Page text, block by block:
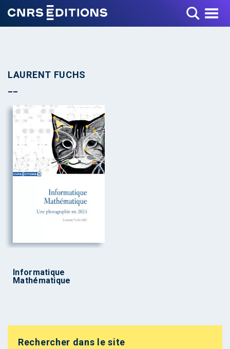
Toggle Menu
LAURENT FUCHS
Informatique
Mathématique
Rechercher dans le site